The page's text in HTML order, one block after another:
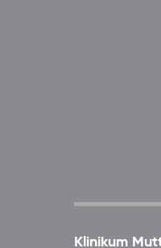
Klinikum